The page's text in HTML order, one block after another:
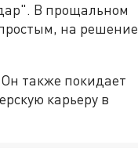
В прощальном
на решение
также покидает
карьеру в